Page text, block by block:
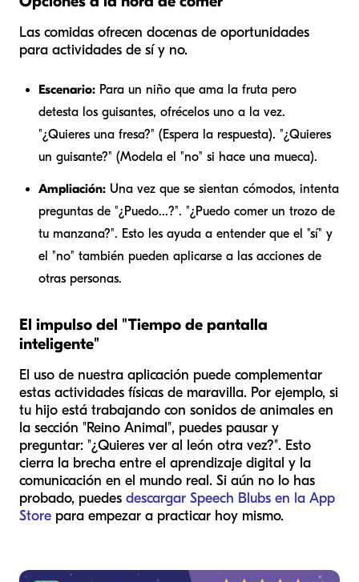
Las comidas ofrecen docenas de oportunidades
para actividades de sí y no.
Escenario: Para un niño que ama la fruta pero
detesta los guisantes, ofrécelos uno a la vez.
"¿Quieres una fresa?" (Espera la respuesta). "¿Quieres
un guisante?" (Modela el "no" si hace una mueca).
Ampliación: Una vez que se sientan cómodos, intenta
preguntas de "¿Puedo...?". "¿Puedo comer un trozo de
tu manzana?". Esto les ayuda a entender que el "sí" y
el "no" también pueden aplicarse a las acciones de
otras personas.
El impulso del "Tiempo de pantalla
inteligente"
El uso de nuestra aplicación puede complementar
estas actividades físicas de maravilla. Por ejemplo, si
tu hijo está trabajando con sonidos de animales en
la sección "Reino Animal", puedes pausar y
preguntar: "¿Quieres ver al león otra vez?". Esto
cierra la brecha entre el aprendizaje digital y la
comunicación en el mundo real. Si aún no lo has
probado, puedes descargar Speech Blubs en la App
Store para empezar a practicar hoy mismo.